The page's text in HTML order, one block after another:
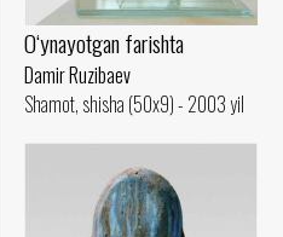
O‘ynayotgan farishta
Damir Ruzibaev
Shamot, shisha (50x9) - 2003 yil